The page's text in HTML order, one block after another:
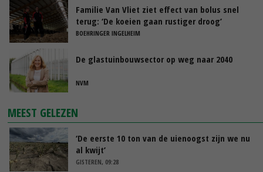
Familie Van Vliet ziet effect van bolus snel
terug: ‘De koeien gaan rustiger droog’
BOEHRINGER INGELHEIM
De glastuinbouwsector op weg naar 2040
NVM
MEEST GELEZEN
‘De eerste 10 ton van de uienoogst zijn we nu
al kwijt’
GISTEREN, 09:28